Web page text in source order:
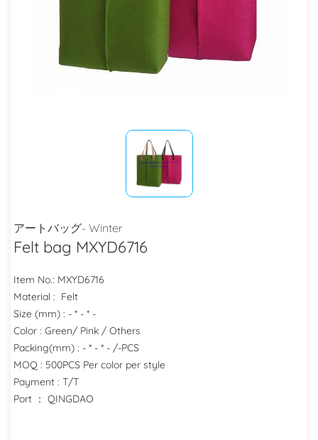
アートバッグ- Winter
Felt bag MXYD6716
Item No.: MXYD6716
Material : Felt
Size (mm) : - * - * -
Color : Green/ Pink / Others
Packing(mm) : - * - * - /-PCS
MOQ : 500PCS Per color per style
Payment : T/T
Port ： QINGDAO